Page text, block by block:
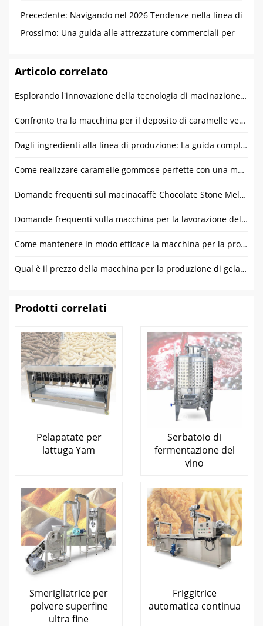
Precedente: Navigando nel 2026 Tendenze nella linea di
produzione automatica di salsicce
Prossimo: Una guida alle attrezzature commerciali per
Articolo correlato
Esplorando l'innovazione della tecnologia di macinazione del cioccolato: Lo sviluppo futuro dei macinacaffè
Confronto tra la macchina per il deposito di caramelle verticale e da tavolo
Dagli ingredienti alla linea di produzione: La guida completa alla produzione dei marshmallow
Come realizzare caramelle gommose perfette con una macchina per stampi gommosi
Domande frequenti sul macinacaffè Chocolate Stone Melanger
Domande frequenti sulla macchina per la lavorazione del cacao
Come mantenere in modo efficace la macchina per la produzione di caramelle gommose per orsetti?
Qual è il prezzo della macchina per la produzione di gelatina?
Prodotti correlati
Pelapatate per
lattuga Yam
Serbatoio di
fermentazione del
vino
Smerigliatrice per
polvere superfine
ultra fine
Friggitrice
automatica continua